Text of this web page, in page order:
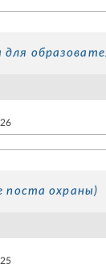
поста охраны)